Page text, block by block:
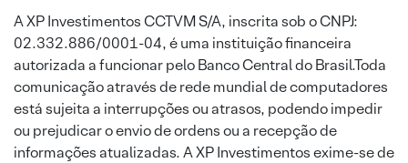
A XP Investimentos CCTVM S/A, inscrita sob o CNPJ:
02.332.886/0001-04, é uma instituição financeira
autorizada a funcionar pelo Banco Central do Brasil.Toda
comunicação através de rede mundial de computadores
está sujeita a interrupções ou atrasos, podendo impedir
ou prejudicar o envio de ordens ou a recepção de
informações atualizadas. A XP Investimentos exime-se de